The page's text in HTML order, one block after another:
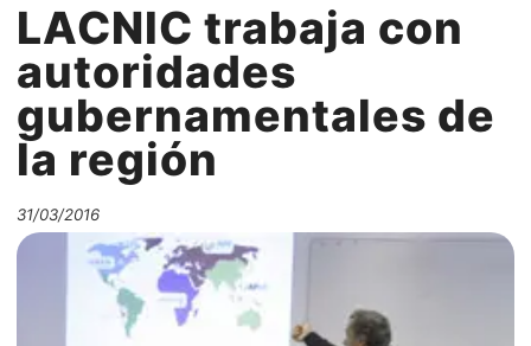
LACNIC trabaja con
autoridades
gubernamentales de
la región
31/03/2016